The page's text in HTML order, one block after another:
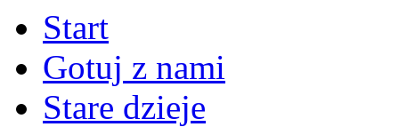
Start
Gotuj z nami
Stare dzieje